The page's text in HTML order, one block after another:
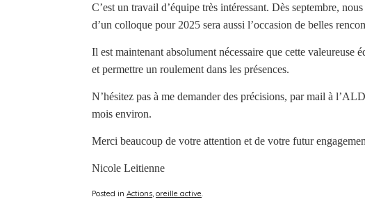
C’est un travail d’équipe très intéressant. Dès septembre,
d’un colloque pour 2025 sera aussi l’occasion de belles
Il est maintenant absolument nécessaire que cette
et permettre un roulement dans les présences.
N’hésitez pas à me demander des précisions, par mail à
mois environ.
Merci beaucoup de votre attention et de votre futur
Nicole Leitienne
Posted in Actions, oreille active.